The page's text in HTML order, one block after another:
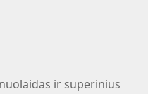
ir superinius